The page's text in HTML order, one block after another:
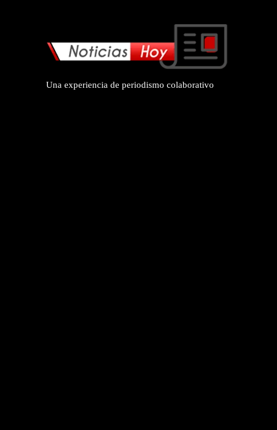
Una experiencia de periodismo colaborativo